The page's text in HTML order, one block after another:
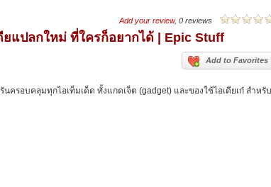
Add your review, 0 reviews
แปลกใหม่ ที่ใครก็อยากได้ | Epic Stuff
Add to Favorites
รอบคลุมทุกไอเท็มเด็ด ทั้งแกดเจ็ต (gadget) และของใช้ไอเดียเก๋ สำหรับ